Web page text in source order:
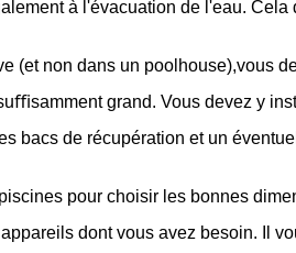
à l'évacuation de l'eau. Cela
(et non dans un poolhouse),vous
grand. Vous devez y
bacs de récupération et un
pour choisir les bonnes
dont vous avez besoin. Il